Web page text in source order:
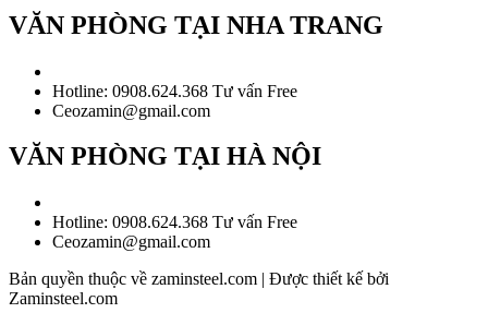
VĂN PHÒNG TẠI NHA TRANG
Hotline: 0908.624.368 Tư vấn Free
Ceozamin@gmail.com
VĂN PHÒNG TẠI HÀ NỘI
Hotline: 0908.624.368 Tư vấn Free
Ceozamin@gmail.com
Bản quyền thuộc về zaminsteel.com | Được thiết kế bởi
Zaminsteel.com